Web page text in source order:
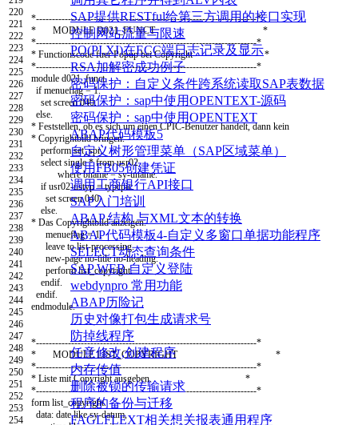
220
221
222
223
224
225
226
227
228
229
230
231
232
233
234
235
236
237
238
239
240
241
242
243
244
245
246
247
248
249
250
251
252
253
254
*---------------------------------------------------------------------*
* MODULE D021_FUNCT *
*---------------------------------------------------------------------*
* Functionscode fuer Popup bei Copyright *
*---------------------------------------------------------------------*
module d021_funct.
if menueflag = 1.
set screen 040.
else
* Feststellen, ob es sich um einen CPIC-Benutzer handelt, dann kein
* Copyrightbild bringen.
perform set_spr.
select single * from usr02
where bname = sy-uname.
if usr02-ustyp = typcpic.
set screen 040.
else
* Das Copyrightbild anzeigen.
menueflag = 1.
leave to list-processing.
new-page no-title no-heading.
perform list_copyright.
endif
endif
endmodule.
*---------------------------------------------------------------------*
* MODULE LIST_COPYRIGHT *
*---------------------------------------------------------------------*
* Liste mit Copyright ausgeben. *
*---------------------------------------------------------------------*
form list copyright.
data: date like sy-datum,
SAP提供RESTful给第三方调用的接口实现
控制网站流量与限速
PO(PI,XI)在ECC端日志记录及显示
RSA加解密成功例子
密码保护：自定义条件跨系统读取SAP表数据
密码保护：sap中使用OPENTEXT-源码
密码保护：sap中使用OPENTEXT
ABAP代码模板5
自定义树形管理菜单（SAP区域菜单）
使用FB05创建凭证
调用工商银行API接口
SAP入门培训
ABAP 结构 与XML文本的转换
ABAP代码模板4-自定义多窗口单据功能程序
SELECT动态查询条件
SAP WEB 自定义登陆
webdynpro 常用功能
ABAP历险记
历史对像打包生成请求号
防掉线程序
任意修改,创建程序
内存传值
删除被锁的传输请求
程序的备份与迁移
FAGLFLEXT相关想关报表通用程序